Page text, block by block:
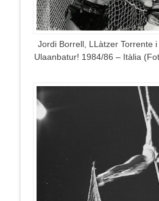
Jordi Borrell, LLàtzer Torrente
Ulaanbatur! 1984/86 – Itàlia